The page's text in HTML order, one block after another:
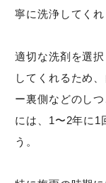
寧に洗浄してくれ
適切な洗剤を選
してくれるため
ー裏側などのし
には、1〜2年に1
う。